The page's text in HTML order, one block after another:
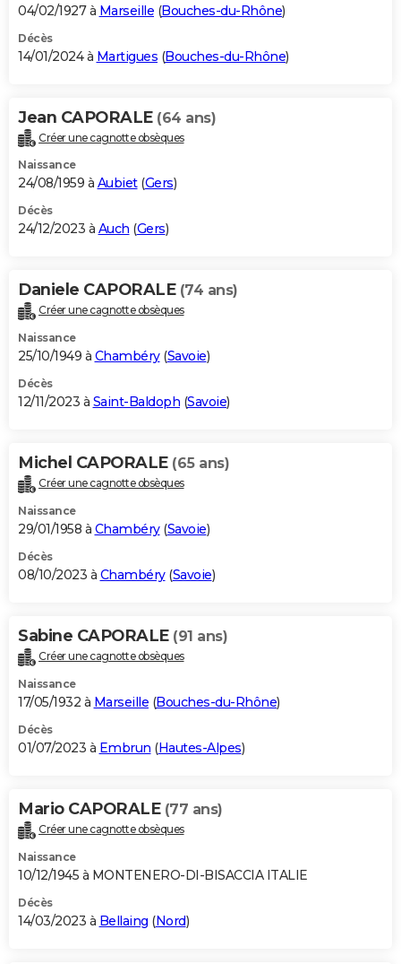
04/02/1927 à Marseille (Bouches-du-Rhône)
Décès
14/01/2024 à Martigues (Bouches-du-Rhône)
Jean CAPORALE (64 ans)
Créer une cagnotte obsèques
Naissance
24/08/1959 à Aubiet(Gers)
Décès
24/12/2023 à Auch (Gers)
Daniele CAPORALE (74 ans)
Créer une cagnotte obsèques
Naissance
25/10/1949 à Chambéry(Savoie)
Décès
12/11/2023 à Saint-Baldoph (Savoie)
Michel CAPORALE (65 ans)
Créer une cagnotte obsèques
Naissance
29/01/1958 à Chambéry(Savoie)
Décès
08/10/2023 à Chambéry(Savoie)
Sabine CAPORALE (91 ans)
Créer une cagnotte obsèques
Naissance
17/05/1932 à Marseille (Bouches-du-Rhône)
Décès
01/07/2023 à Embrun (Hautes-Alpes)
Mario CAPORALE (77 ans)
Créer une cagnotte obsèques
Naissance
10/12/1945 à MONTENERO-DI-BISACCIA ITALIE
Décès
14/03/2023 à Bellaing (Nord)